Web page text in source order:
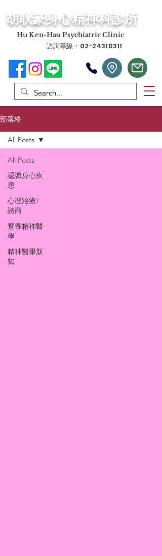
​胡耿豪身心精神科診所
​Hu Ken-Hao Psychiatric Clinic
諮詢專線：02-24310311
部落格
All Posts
認識身心疾
患
心理治療/
諮商
營養精神醫
學
精神醫學新
知
All Posts